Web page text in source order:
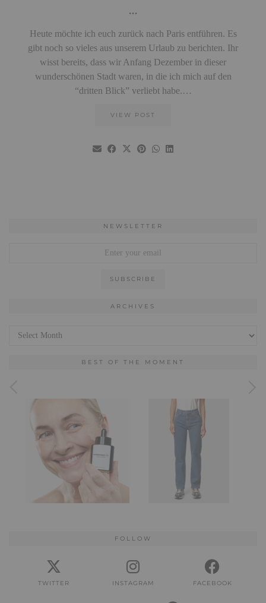
…
Heute möchte ich euch zurück nach Paris entführen. Es
gibt noch so vieles aus unserem Urlaub zu berichten. Ihr
wisst bereits, dass wir Anfang Dezember in dieser
wunderschönen Stadt waren, in die ich mich auf den
“dritten Blick” verliebt habe.…
VIEW POST
NEWSLETTER
ARCHIVES
BEST OF THE MOMENT
FOLLOW
TWITTER INSTAGRAM FACEBOOK